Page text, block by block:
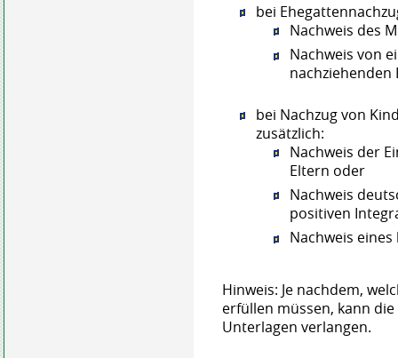
bei
Nachweis des
Nachweis von
nachziehenden
bei Nachzug von
zusätzlich:
Nachweis der
Eltern oder
Nachweis
positiven
Nachweis
Hinweis: Je nachdem,
erfüllen müssen, kann
Unterlagen verlangen.